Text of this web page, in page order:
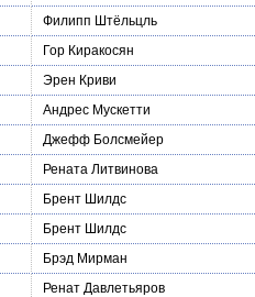
Филипп Штёльцль
Гор Киракосян
Эрен Криви
Андрес Мускетти
Джефф Болсмейер
Рената Литвинова
Брент Шилдс
Брент Шилдс
Брэд Мирман
Ренат Давлетьяров